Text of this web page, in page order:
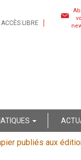
LIBRE
publiés aux